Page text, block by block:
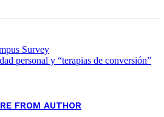
Survey
personal y “terapias de conversión”
FROM AUTHOR